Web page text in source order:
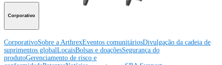
Corporativo
CorporativoSobre a ArthrexEventos comunitáriosDivulgação da cadeia de
suprimentos globalLocaisBolsas e doaçõesSegurança do
produtoGerenciamento de risco e